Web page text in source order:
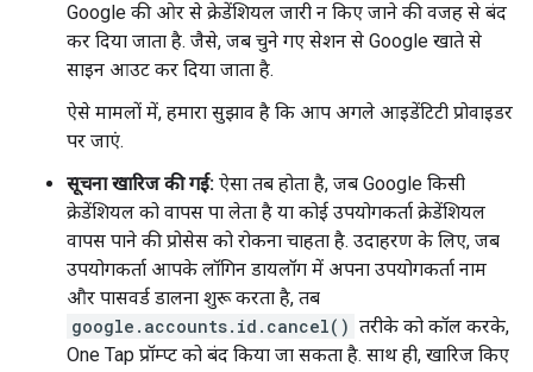
Google की ओर से क्रेडेंशियल जारी न किए जाने की वजह से बंद
कर दिया जाता है. जैसे, जब चुने गए सेशन से Google खाते से
साइन आउट कर दिया जाता है.
ऐसे मामलों में, हमारा सुझाव है कि आप अगले आइडेंटिटी प्रोवाइडर
पर जाएं.
सूचना खारिज की गई: ऐसा तब होता है, जब Google किसी
क्रेडेंशियल को वापस पा लेता है या कोई उपयोगकर्ता क्रेडेंशियल
वापस पाने की प्रोसेस को रोकना चाहता है. उदाहरण के लिए, जब
उपयोगकर्ता आपके लॉगिन डायलॉग में अपना उपयोगकर्ता नाम
और पासवर्ड डालना शुरू करता है, तब
google.accounts.id.cancel() तरीके को कॉल करके,
One Tap प्रॉम्प्ट को बंद किया जा सकता है. साथ ही, खारिज किए